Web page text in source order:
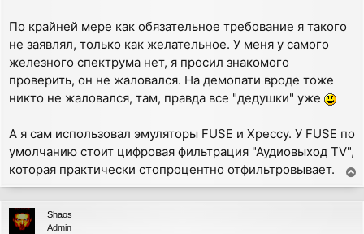
По крайней мере как обязательное требование я такого
не заявлял, только как желательное. У меня у самого
железного спектрума нет, я просил знакомого
проверить, он не жаловался. На демопати вроде тоже
никто не жаловался, там, правда все "дедушки" уже
А я сам использовал эмуляторы FUSE и Xpeccy. У FUSE по
умолчанию стоит цифровая фильтрация "Аудиовыход TV",
которая практически стопроцентно отфильтровывает.
o
p
Shaos
Admin